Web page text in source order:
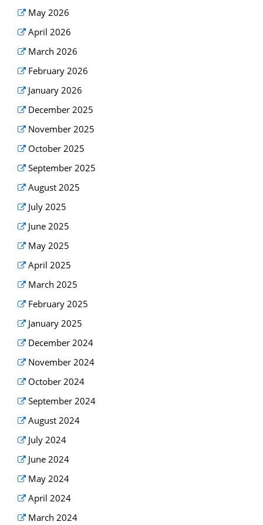
May 2026
April 2026
March 2026
February 2026
January 2026
December 2025
November 2025
October 2025
September 2025
August 2025
July 2025
June 2025
May 2025
April 2025
March 2025
February 2025
January 2025
December 2024
November 2024
October 2024
September 2024
August 2024
July 2024
June 2024
May 2024
April 2024
March 2024